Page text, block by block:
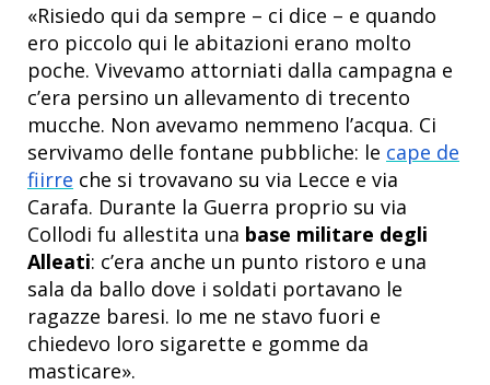
«Risiedo qui da sempre – ci dice – e quando
ero piccolo qui le abitazioni erano molto
poche. Vivevamo attorniati dalla campagna e
c’era persino un allevamento di trecento
mucche. Non avevamo nemmeno l’acqua. Ci
servivamo delle fontane pubbliche: le cape de
fiirre che si trovavano su via Lecce e via
Carafa. Durante la Guerra proprio su via
Collodi fu allestita una base militare degli
Alleati: c’era anche un punto ristoro e una
sala da ballo dove i soldati portavano le
ragazze baresi. Io me ne stavo fuori e
chiedevo loro sigarette e gomme da
masticare».